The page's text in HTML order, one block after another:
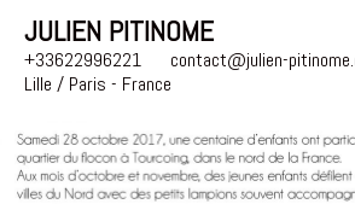
JULIEN PITINOME
+33622996221
contact@julien-
Lille / Paris - France